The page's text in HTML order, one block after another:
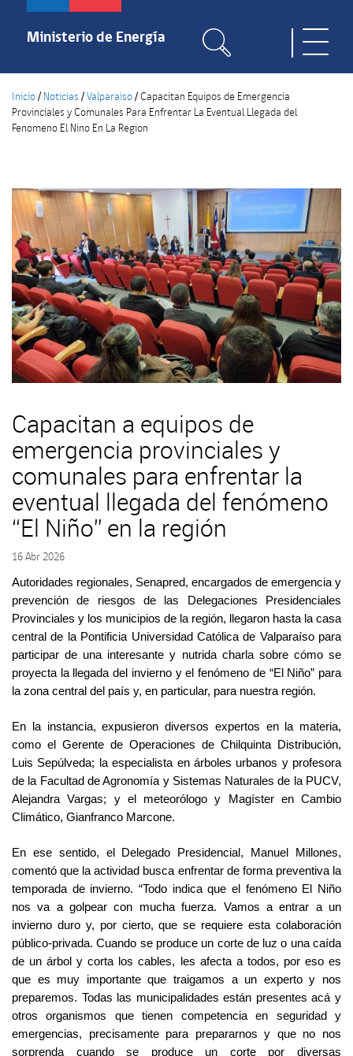
Pasar
contenido
Ministerio de Energía
Inicio/ Noticias /Valparaiso/Capacitan Equipos de Emergencia
Provinciales y Comunales Para Enfrentar La Eventual Llegada del
Fenomeno El Nino En La Region
Capacitan a equipos de
emergencia provinciales y
comunales para enfrentar la
eventual llegada del fenómeno
“El Niño” en la región
16 Abr 2026
Autoridades regionales, Senapred, encargados de emergencia y
prevención de riesgos de las Delegaciones Presidenciales
Provinciales y los municipios de la región, llegaron hasta la casa
central de la Pontificia Universidad Católica de Valparaíso para
participar de una interesante y nutrida charla sobre cómo se
proyecta la llegada del invierno y el fenómeno de “El Niño” para
la zona central del país y, en particular, para nuestra región.
En la instancia, expusieron diversos expertos en la materia,
como el Gerente de Operaciones de Chilquinta Distribución,
Luis Sepúlveda; la especialista en árboles urbanos y profesora
de la Facultad de Agronomía y Sistemas Naturales de la PUCV,
Alejandra Vargas; y el meteorólogo y Magíster en Cambio
Climático, Gianfranco Marcone.
En ese sentido, el Delegado Presidencial, Manuel Millones,
comentó que la actividad busca enfrentar de forma preventiva la
temporada de invierno. “Todo indica que el fenómeno El Niño
nos va a golpear con mucha fuerza. Vamos a entrar a un
invierno duro y, por cierto, que se requiere esta colaboración
público-privada. Cuando se produce un corte de luz o una caída
de un árbol y corta los cables, les afecta a todos, por eso es
que es muy importante que traigamos a un experto y nos
preparemos. Todas las municipalidades están presentes acá y
otros organismos que tienen competencia en seguridad y
emergencias, precisamente para prepararnos y que no nos
sorprenda cuando se produce un corte por diversas